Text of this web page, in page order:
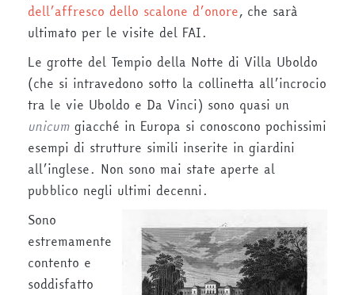
dell’affresco dello scalone d’onore, che sarà
ultimato per le visite del FAI.
Le grotte del Tempio della Notte di Villa Uboldo
(che si intravedono sotto la collinetta all’incrocio
tra le vie Uboldo e Da Vinci) sono quasi un
unicum giacché in Europa si conoscono pochissimi
esempi di strutture simili inserite in giardini
all’inglese. Non sono mai state aperte al
pubblico negli ultimi decenni.
Sono
estremamente
contento e
soddisfatto